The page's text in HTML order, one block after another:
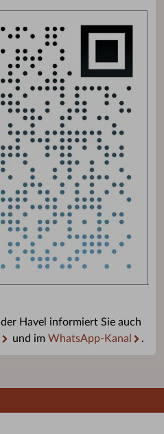
Havel informiert Sie auch
und im WhatsApp-Kanal .